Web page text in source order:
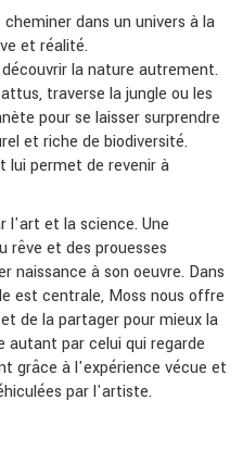
dans un univers à la
et réalité.
la nature autrement.
traverse la jungle ou les
pour se laisser surprendre
et riche de biodiversité.
lui permet de revenir à
l'art et la science. Une
rêve et des prouesses
naissance à son oeuvre. Dans
est centrale, Moss nous offre
de la partager pour mieux la
autant par celui qui regarde
grâce à l'expérience vécue et
par l'artiste.